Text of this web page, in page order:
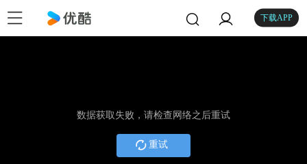
下载APP
数据获取失败，请检查网络之后重试
重试